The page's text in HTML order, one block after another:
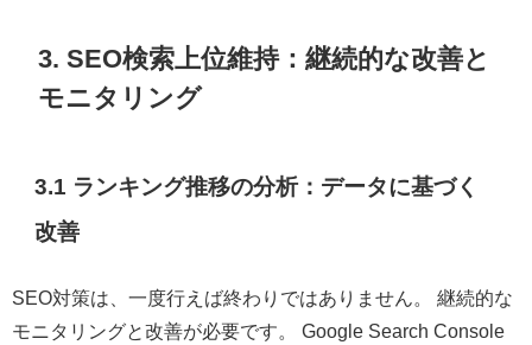
3. SEO検索上位維持：継続的な改善と
モニタリング
3.1 ランキング推移の分析：データに基づく
改善
SEO対策は、一度行えば終わりではありません。 継続的な
モニタリングと改善が必要です。 Google Search Console